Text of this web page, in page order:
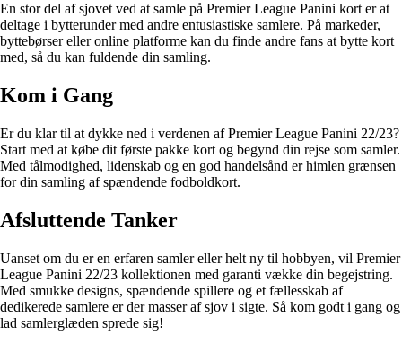
En stor del af sjovet ved at samle på Premier League Panini kort er at
deltage i bytterunder med andre entusiastiske samlere. På markeder,
byttebørser eller online platforme kan du finde andre fans at bytte kort
med, så du kan fuldende din samling.
Kom i Gang
Er du klar til at dykke ned i verdenen af Premier League Panini 22/23?
Start med at købe dit første pakke kort og begynd din rejse som samler.
Med tålmodighed, lidenskab og en god handelsånd er himlen grænsen
for din samling af spændende fodboldkort.
Afsluttende Tanker
Uanset om du er en erfaren samler eller helt ny til hobbyen, vil Premier
League Panini 22/23 kollektionen med garanti vække din begejstring.
Med smukke designs, spændende spillere og et fællesskab af
dedikerede samlere er der masser af sjov i sigte. Så kom godt i gang og
lad samlerglæden sprede sig!